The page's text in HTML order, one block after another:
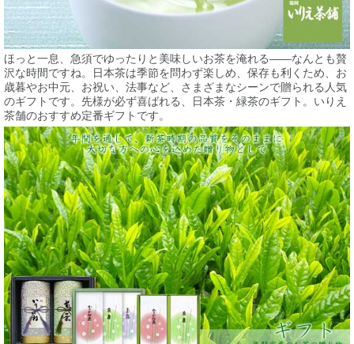
ほっと一息、急須でゆったりと美味しいお茶を淹れる——なんとも贅
沢な時間ですね。日本茶は季節を問わず楽しめ、保存も利くため、お
歳暮やお中元、お祝い、法事など、さまざまなシーンで贈られる人気
のギフトです。先様が必ず喜ばれる、日本茶・緑茶のギフト。いりえ
茶舗のおすすめ定番ギフトです。